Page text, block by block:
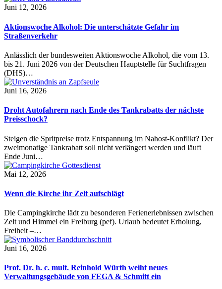
Juni 12, 2026
Aktionswoche Alkohol: Die unterschätzte Gefahr im
Straßenverkehr
Anlässlich der bundesweiten Aktionswoche Alkohol, die vom 13.
bis 21. Juni 2026 von der Deutschen Hauptstelle für Suchtfragen
(DHS)…
Juni 16, 2026
Droht Autofahrern nach Ende des Tankrabatts der nächste
Preisschock?
Steigen die Spritpreise trotz Entspannung im Nahost-Konflikt? Der
zweimonatige Tankrabatt soll nicht verlängert werden und läuft
Ende Juni…
Mai 12, 2026
Wenn die Kirche ihr Zelt aufschlägt
Die Campingkirche lädt zu besonderen Ferienerlebnissen zwischen
Zelt und Himmel ein Freiburg (pef). Urlaub bedeutet Erholung,
Freiheit –…
Juni 16, 2026
Prof. Dr. h. c. mult. Reinhold Würth weiht neues
Verwaltungsgebäude von FEGA & Schmitt ein